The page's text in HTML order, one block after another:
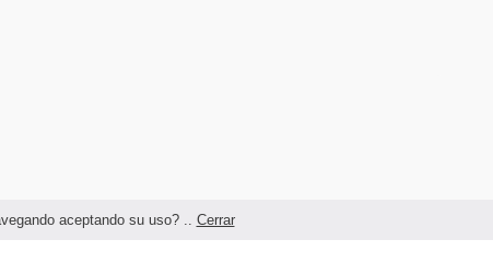
aceptando su uso? .. Cerrar